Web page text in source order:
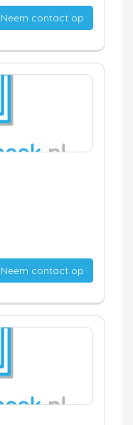
Neem contact op
Neem contact op